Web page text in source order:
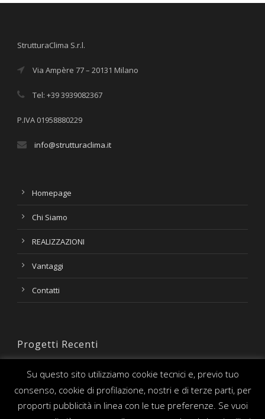
StrutturaClima S.r.l.
Via Ampère 77 – 20131 Milano
Tel: +39 3939082367
P.IVA 01958880229
info@strutturaclima.it
Homepage
Chi Siamo
REALIZZAZIONI
Vantaggi
Contatti
Progetti Recenti
Su questo sito utilizziamo cookie tecnici e, previo tuo
consenso, cookie di profilazione, nostri e di terze parti, per
proporti pubblicità in linea con le tue preferenze. Se vuoi